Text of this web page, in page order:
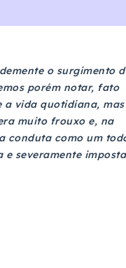
o surgimento
porém notar, fato
a vida quotidiana,
muito frouxo e, na
conduta como um
severamente